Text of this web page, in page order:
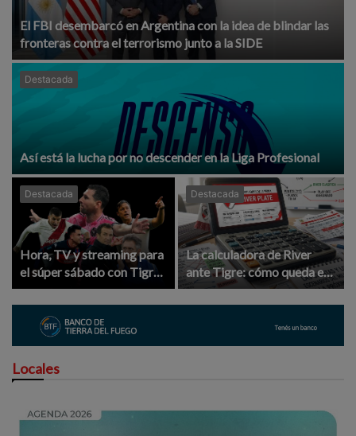
El FBI desembarcó en Argentina con la idea de blindar las
fronteras contra el terrorismo junto a la SIDE
Destacada
Así está la lucha por no descender en la Liga Profesional
Destacada
Hora, TV y streaming para
el súper sábado con Tigre -
River, Boca - Vélez y Messi
Destacada
La calculadora de River
ante Tigre: cómo queda en
la Tabla Anual si gana,
empata o pierde y por qué
ni con los tres puntos entra
Locales